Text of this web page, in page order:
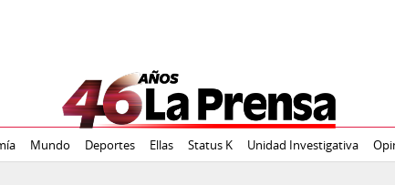
Mundo Deportes Ellas Status K Unidad Investigativa